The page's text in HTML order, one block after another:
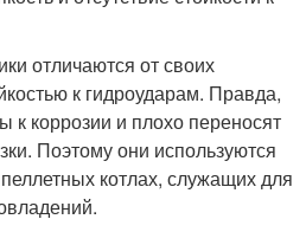
отличаются от своих
к гидроударам. Правда,
к коррозии и плохо переносят
Поэтому они используются
котлах, служащих для